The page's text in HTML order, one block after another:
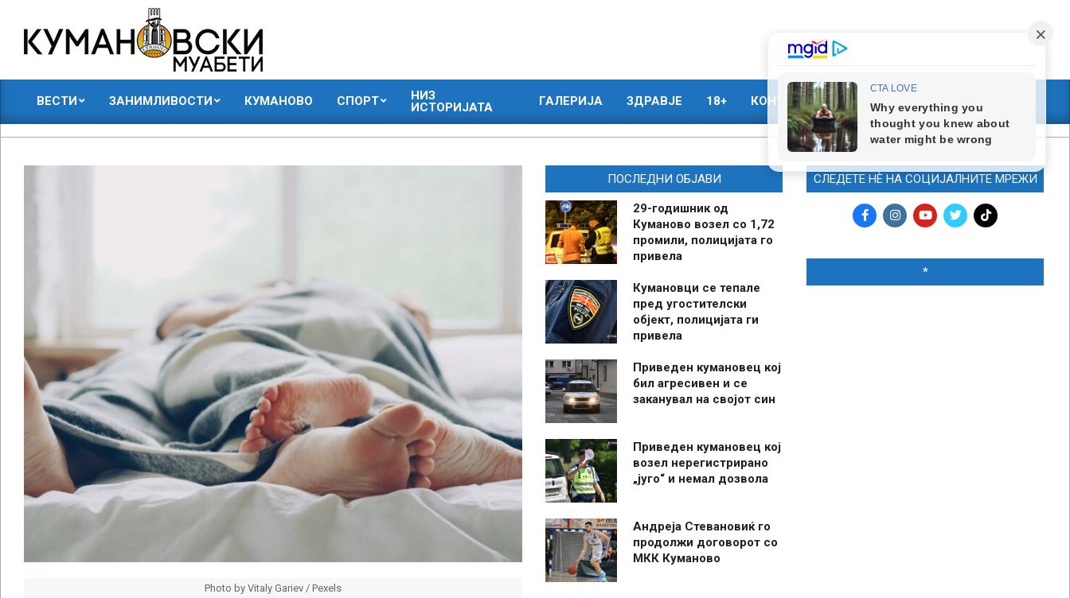
content
КУМАНОВСКИ
МУАБЕТИ
ВЕСТИ ЗАНИМЛИВОСТИ КУМАНОВО СПОРТ
НИЗ
ИСТОРИЈАТА
ГАЛЕРИЈА ЗДРАВЈЕ 18+ КОНТАКТ МАРКЕТИНГ
Photo by Vitaly Gariev / Pexels
ПОСЛЕДНИ ОБЈАВИ
29-годишник од
Куманово возел со 1,72
промили, полицијата го
привела
Кумановци се тепале
пред угостителски
објект, полицијата ги
привела
Приведен кумановец кој
бил агресивен и се
заканувал на својот син
Приведен кумановец кој
возел нерегистрирано
„југо“ и немал дозвола
Андреја Стевановиќ го
продолжи договорот со
МКК Куманово
СЛЕДЕТЕ НЀ НА СОЦИЈАЛНИТЕ МРЕЖИ
*